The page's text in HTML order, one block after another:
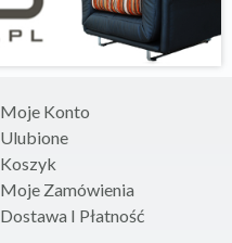
Moje Konto
Ulubione
Koszyk
Moje Zamówienia
Dostawa I Płatność